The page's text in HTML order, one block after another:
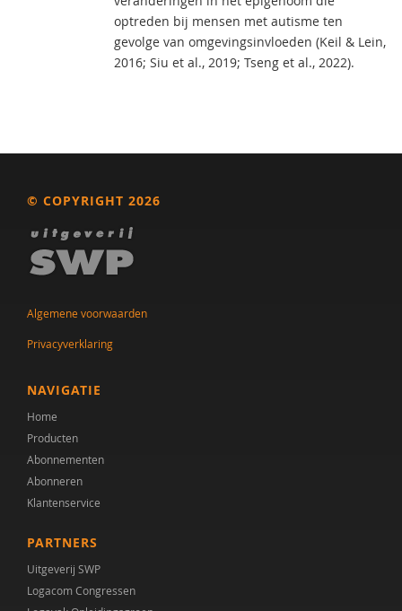
optreden bij mensen met autisme ten
gevolge van omgevingsinvloeden (Keil & Lein,
2016; Siu et al., 2019; Tseng et al., 2022).
© COPYRIGHT 2026
Algemene voorwaarden
Privacyverklaring
NAVIGATIE
Home
Producten
Abonnementen
Abonneren
Klantenservice
PARTNERS
Uitgeverij SWP
Logacom Congressen